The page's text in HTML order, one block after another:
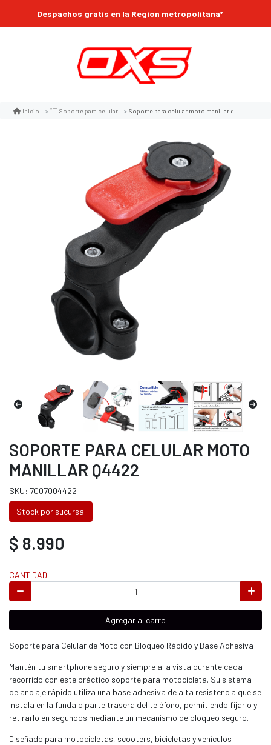
Despachos gratis en la Region metropolitana*
Inicio Soporte para celular Soporte para celular moto manillar q4422
SOPORTE PARA CELULAR MOTO
MANILLAR Q4422
SKU: 7007004422
Stock por sucursal
$ 8.990
CANTIDAD
Agregar al carro
Soporte para Celular de Moto con Bloqueo Rápido y Base Adhesiva
Mantén tu smartphone seguro y siempre a la vista durante cada
recorrido con este práctico soporte para motocicleta. Su sistema
de anclaje rápido utiliza una base adhesiva de alta resistencia que se
instala en la funda o parte trasera del teléfono, permitiendo fijarlo y
retirarlo en segundos mediante un mecanismo de bloqueo seguro.
Diseñado para motocicletas, scooters, bicicletas y vehículos